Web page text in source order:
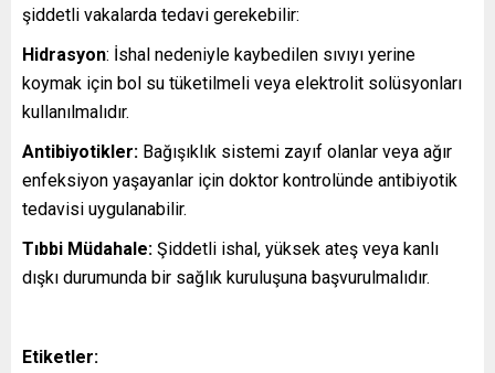
şiddetli vakalarda tedavi gerekebilir:
Hidrasyon: İshal nedeniyle kaybedilen sıvıyı yerine
koymak için bol su tüketilmeli veya elektrolit solüsyonları
kullanılmalıdır.
Antibiyotikler: Bağışıklık sistemi zayıf olanlar veya ağır
enfeksiyon yaşayanlar için doktor kontrolünde antibiyotik
tedavisi uygulanabilir.
Tıbbi Müdahale: Şiddetli ishal, yüksek ateş veya kanlı
dışkı durumunda bir sağlık kuruluşuna başvurulmalıdır.
Etiketler: